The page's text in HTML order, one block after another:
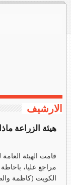
الارشيف
هيئة الزراعة
قامت الهيئة
مراجع عليا،
الكويت (كاظمة